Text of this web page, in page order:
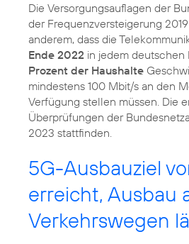
Die Versorgungsauflagen der
der Frequenzversteigerung
anderem, dass die
Ende 2022 in jedem deutschen
Prozent der Haushalte
mindestens 100 Mbit/s an den
Verfügung stellen müssen. Die
Überprüfungen der
2023 stattfinden.
5G-Ausbauziel
erreicht, Ausbau
Verkehrswegen